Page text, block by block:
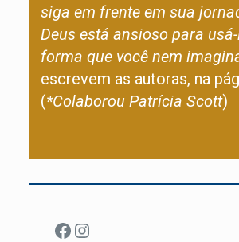
siga em frente em sua
Deus está ansioso para
forma que você nem
escrevem as autoras, na
(*Colaborou Patrícia Scott)
Facebook
Instagram